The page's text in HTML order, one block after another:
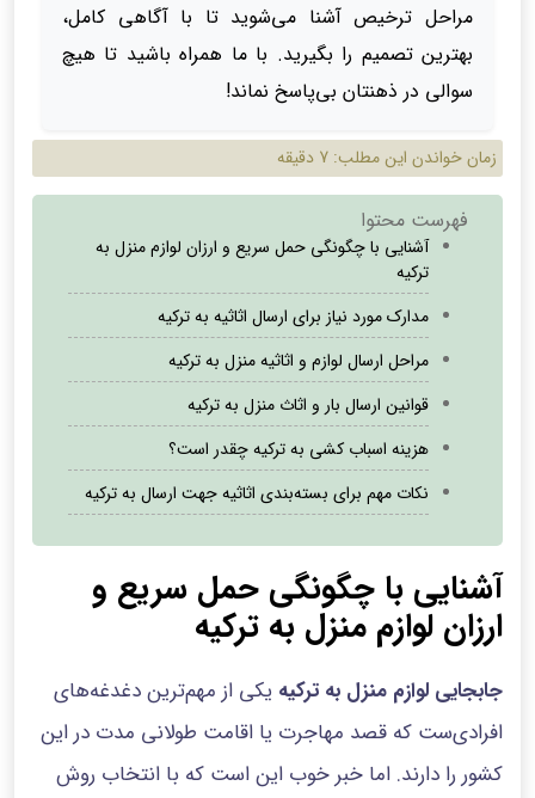
مراحل ترخیص آشنا می‌شوید تا با آگاهی کامل،
بهترین تصمیم را بگیرید. با ما همراه باشید تا هیچ
سوالی در ذهنتان بی‌پاسخ نماند!
زمان خواندن این مطلب: 7 دقیقه
فهرست محتوا
آشنایی با چگونگی حمل سریع و ارزان لوازم منزل به
ترکیه
مدارک مورد نیاز برای ارسال اثاثیه به ترکیه
مراحل ارسال لوازم و اثاثیه منزل به ترکیه
قوانین ارسال بار و اثاث منزل به ترکیه
هزینه اسباب کشی به ترکیه چقدر است؟
نکات مهم برای بسته‌بندی اثاثیه جهت ارسال به ترکیه
آشنایی با چگونگی حمل سریع و
ارزان لوازم منزل به ترکیه
جابجایی لوازم منزل به ترکیه یکی از مهم‌ترین دغدغه‌های
افرادی‌ست که قصد مهاجرت یا اقامت طولانی‌ مدت در این
کشور را دارند. اما خبر خوب این است که با انتخاب روش